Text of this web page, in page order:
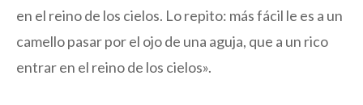
en el reino de los cielos. Lo repito: más fácil le es a un
camello pasar por el ojo de una aguja, que a un rico
entrar en el reino de los cielos».